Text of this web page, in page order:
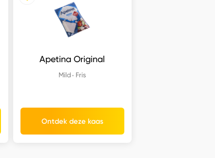
Apetina Original
Mild Fris
Ontdek deze kaas